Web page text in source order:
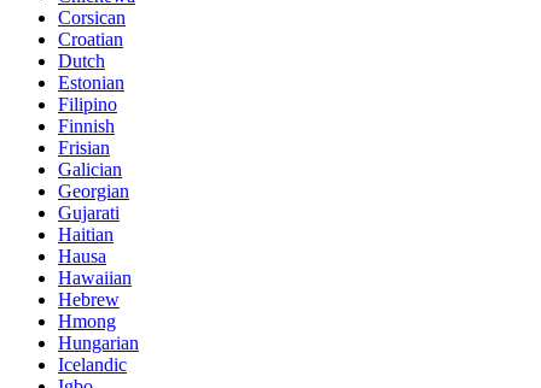
Corsican
Croatian
Dutch
Estonian
Filipino
Finnish
Frisian
Galician
Georgian
Gujarati
Haitian
Hausa
Hawaiian
Hebrew
Hmong
Hungarian
Icelandic